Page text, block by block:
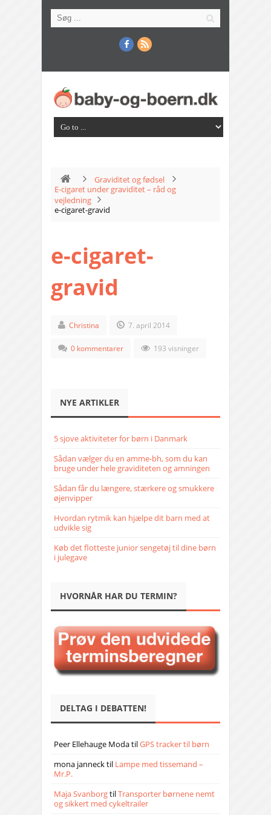
Graviditet og fødsel
E-cigaret under graviditet – råd og
vejledning
e-cigaret-gravid
e-cigaret-
gravid
Christina 7. april 2014
0 kommentarer 193 visninger
NYE ARTIKLER
5 sjove aktiviteter for børn i Danmark
Sådan vælger du en amme-bh, som du kan
bruge under hele graviditeten og amningen
Sådan får du længere, stærkere og smukkere
øjenvipper
Hvordan rytmik kan hjælpe dit barn med at
udvikle sig
Køb det flotteste junior sengetøj til dine børn
i julegave
HVORNÅR HAR DU TERMIN?
DELTAG I DEBATTEN!
Peer Ellehauge ModatilGPS tracker til børn
mona jannecktil Lampe med tissemand –
Mr.P.
Maja SvanborgtilTransporter børnene nemt
og sikkert med cykeltrailer